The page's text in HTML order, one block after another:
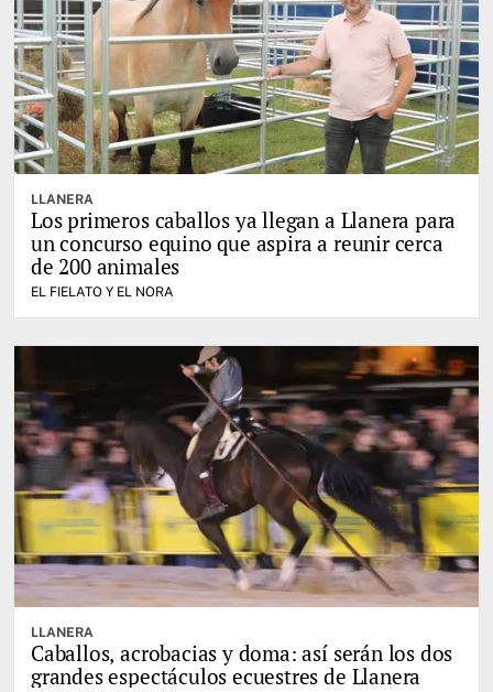
LLANERA
Los primeros caballos ya llegan a Llanera para
un concurso equino que aspira a reunir cerca
de 200 animales
EL FIELATO Y EL NORA
LLANERA
Caballos, acrobacias y doma: así serán los dos
grandes espectáculos ecuestres de Llanera